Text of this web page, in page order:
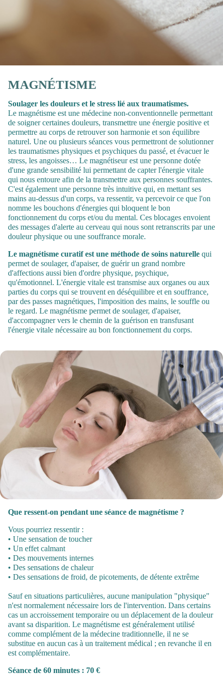
MAGNÉTISME
Soulager les douleurs et le stress lié aux traumatismes.
Le magnétisme est une médecine non-conventionnelle permettant
de soigner certaines douleurs, transmettre une énergie positive et
permettre au corps de retrouver son harmonie et son équilibre
naturel. Une ou plusieurs séances vous permettront de solutionner
les traumatismes physiques et psychiques du passé, et évacuer le
stress, les angoisses… Le magnétiseur est une personne dotée
d'une grande sensibilité lui permettant de capter l'énergie vitale
qui nous entoure afin de la transmettre aux personnes souffrantes.
C'est également une personne très intuitive qui, en mettant ses
mains au-dessus d'un corps, va ressentir, va percevoir ce que l'on
nomme les bouchons d'énergies qui bloquent le bon
fonctionnement du corps et/ou du mental. Ces blocages envoient
des messages d'alerte au cerveau qui nous sont retranscrits par une
douleur physique ou une souffrance morale.
Le magnétisme curatif est une méthode de soins naturelle qui
permet de soulager, d'apaiser, de guérir un grand nombre
d'affections aussi bien d'ordre physique, psychique,
qu'émotionnel. L'énergie vitale est transmise aux organes ou aux
parties du corps qui se trouvent en déséquilibre et en souffrance,
par des passes magnétiques, l'imposition des mains, le souffle ou
le regard. Le magnétisme permet de soulager, d'apaiser,
d'accompagner vers le chemin de la guérison en transfusant
l'énergie vitale nécessaire au bon fonctionnement du corps.
Que ressent-on pendant une séance de magnétisme ?
Vous pourriez ressentir :
• Une sensation de toucher
• Un effet calmant
• Des mouvements internes
• Des sensations de chaleur
• Des sensations de froid, de picotements, de détente extrême
Sauf en situations particulières, aucune manipulation "physique"
n'est normalement nécessaire lors de l'intervention. Dans certains
cas un accroissement temporaire ou un déplacement de la douleur
avant sa disparition. Le magnétisme est généralement utilisé
comme complément de la médecine traditionnelle, il ne se
substitue en aucun cas à un traitement médical ; en revanche il en
est complémentaire.
Séance de 60 minutes : 70 €